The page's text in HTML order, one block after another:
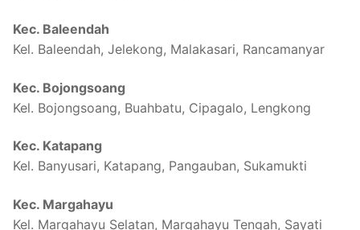
Kec. Baleendah
Kel. Baleendah, Jelekong, Malakasari, Rancamanyar
Kec. Bojongsoang
Kel. Bojongsoang, Buahbatu, Cipagalo, Lengkong
Kec. Katapang
Kel. Banyusari, Katapang, Pangauban, Sukamukti
Kec. Margahayu
Kel. Margahayu Selatan, Margahayu Tengah, Sayati